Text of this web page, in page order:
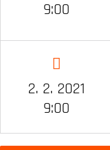
9:00
2. 2. 2021
9:00